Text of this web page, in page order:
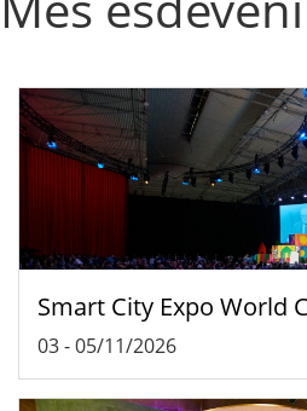
Smart City Expo World
03-05/11/2026